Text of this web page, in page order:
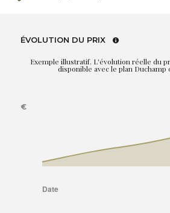
ÉVOLUTION DU PRIX
Exemple illustratif. L'évolution réelle du
disponible avec le plan Duchamp